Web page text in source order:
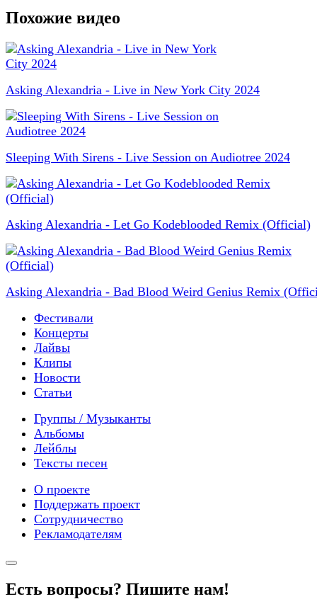
Похожие видео
Asking Alexandria - Live in New York City 2024
Sleeping With Sirens - Live Session on Audiotree 2024
Asking Alexandria - Let Go Kodeblooded Remix (Official)
Asking Alexandria - Bad Blood Weird Genius Remix
Фестивали
Концерты
Лайвы
Клипы
Новости
Статьи
Группы / Музыканты
Альбомы
Лейблы
Тексты песен
О проекте
Поддержать проект
Сотрудничество
Рекламодателям
Есть вопросы? Пишите нам!